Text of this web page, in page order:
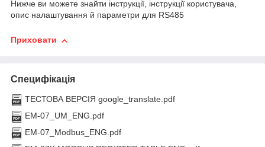
Нижче ви можете знайти інструкції, інструкції користувача,
опис налаштування й параметри для RS485
Приховати
Специфікація
ТЕСТОВА ВЕРСІЯ google_translate.pdf
EM-07_UM_ENG.pdf
EM-07_Modbus_ENG.pdf